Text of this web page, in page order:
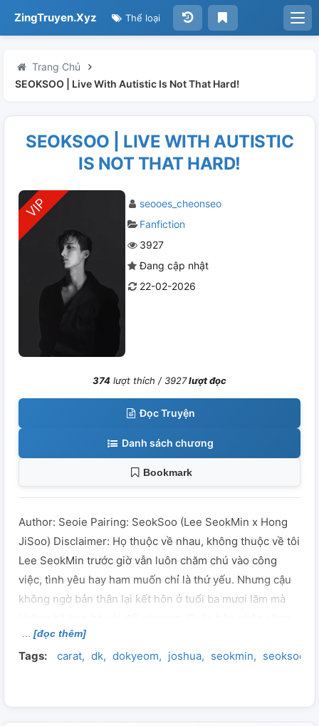
ZingTruyen.Xyz Thể loại
Trang Chủ
SEOKSOO | Live With Autistic Is Not That Hard!
SEOKSOO | LIVE WITH AUTISTIC
IS NOT THAT HARD!
seooes_cheonseo
Fanfiction
3927
Đang cập nhật
22-02-2026
374 lượt thích /3927lượt đọc
Đọc Truyện
Danh sách chương
Bookmark
Author: Seoie Pairing: SeokSoo (Lee SeokMin x Hong
JiSoo) Disclaimer: Họ thuộc về nhau, không thuộc về tôi
Lee SeokMin trước giờ vẫn luôn chăm chú vào công
việc, tình yêu hay ham muốn chỉ là thứ yếu. Nhưng cậu
không ngờ bản thân lại kết hôn ở tuổi ba mươi lăm mà
không thuận lợi cho cậu khi chồng của cậu, Hong JiSoo
là một người tự kỷ. Chỉ là sau nhiều năm chung sống,
[đọc thêm]
Tags: carat dk dokyeom joshua seokmin seoksoo